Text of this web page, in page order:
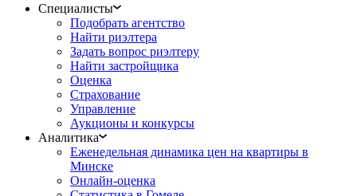
Специалисты
Подобрать агентство
Найти риэлтера
Задать вопрос риэлтеру
Найти застройщика
Оценка
Страхование
Управление
Аукционы и конкурсы
Аналитика
Еженедельная динамика цен на квартиры в
Минске
Онлайн-оценка